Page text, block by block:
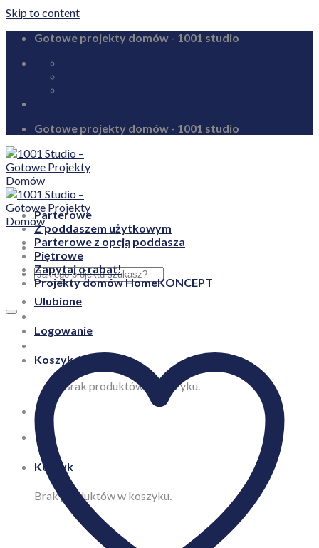
Skip to content
Gotowe projekty domów - 1001 studio
Gotowe projekty domów - 1001 studio
Ulubione
Logowanie
Koszyk /0,00
Brak produktów w koszyku.
Koszyk
Brak produktów w koszyku.
Parterowe
Z poddaszem użytkowym
Parterowe z opcją poddasza
Piętrowe
Zapytaj o rabat!
Projekty domów HomeKONCEPT